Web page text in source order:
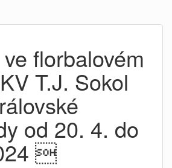
florbalovém
T.J. Sokol
od 20. 4. do
